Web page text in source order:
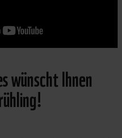
wünscht Ihnen